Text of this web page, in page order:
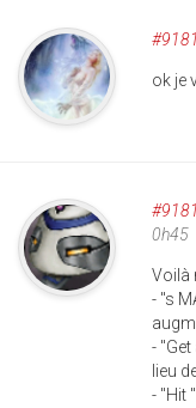
ok je
0h45
Voilà
- "s
-
lieu
- "Hit